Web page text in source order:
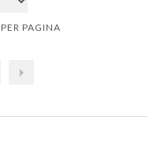
PER PAGINA